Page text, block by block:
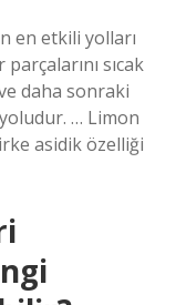
en etkili yolları
sıcak
daha sonraki
… Limon
asidik özelliği